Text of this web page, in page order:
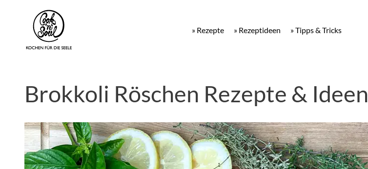
» Tipps & Tricks
» Rezeptideen
» Rezepte
Brokkoli Röschen Rezepte & Ideen